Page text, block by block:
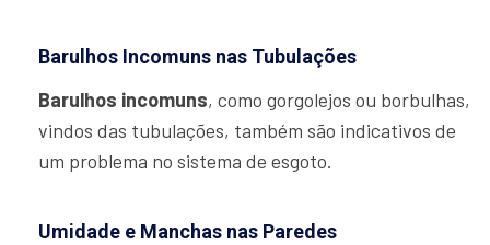
Barulhos Incomuns nas Tubulações
Barulhos incomuns, como gorgolejos ou borbulhas,
vindos das tubulações, também são indicativos de
um problema no sistema de esgoto.
Umidade e Manchas nas Paredes